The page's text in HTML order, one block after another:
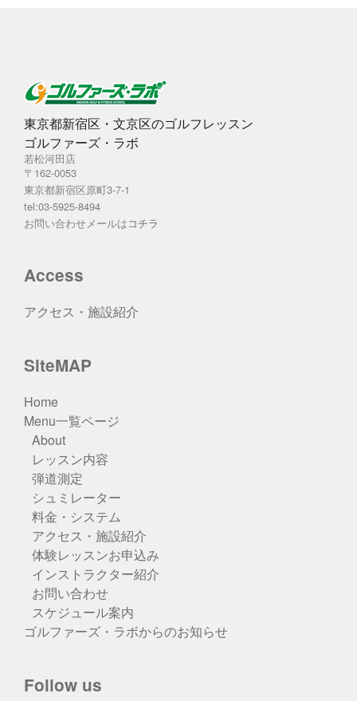
東京都新宿区・文京区のゴルフレッスン
ゴルファーズ・ラボ
若松河田店
〒162-0053
東京都新宿区原町3-7-1
tel:03-5925-8494
お問い合わせメールはコチラ
Access
アクセス・施設紹介
SiteMAP
Home
Menu一覧ページ
About
レッスン内容
弾道測定
シュミレーター
料金・システム
アクセス・施設紹介
体験レッスンお申込み
インストラクター紹介
お問い合わせ
スケジュール案内
ゴルファーズ・ラボからのお知らせ
Follow us